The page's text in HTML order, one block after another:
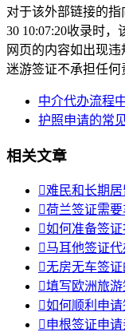
对于该外部链接的指
30 10:07:20收录时
网页的内容如出现
迷游签证不承担任何
中介代办流程
护照申请的常
相关文章
难民和长期居
荷兰签证需
如何准备签
马耳他签证
无房无车签
填写欧洲旅
如何顺利申
申根签证申